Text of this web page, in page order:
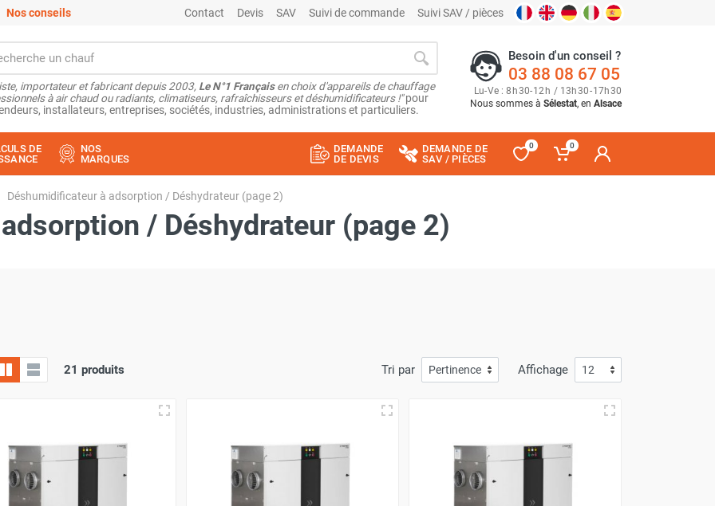
Nos conseils Contact Devis SAV Suivi de commande Suivi SAV / pièces
importateur et fabricant depuis 2003, Le N°1 Françaisen choix d'appareils de chauffage
à air chaud ou radiants, climatiseurs, rafraîchisseurs et déshumidificateurs !"pour
installateurs, entreprises, sociétés, industries, administrations et particuliers.
Besoin d'un conseil ?
03 88 08 67 05
Lu-Ve : 8h30-12h / 13h30-17h30
Nous sommes à Sélestat, en Alsace
DE
NOS
MARQUES
DEMANDE
DE DEVIS
DEMANDE DE
SAV / PIÈCES
0 0
Déshumidificateur à adsorption / Déshydrateur (page 2)
/ Déshydrateur (page 2)
21 produits Tri par Affichage